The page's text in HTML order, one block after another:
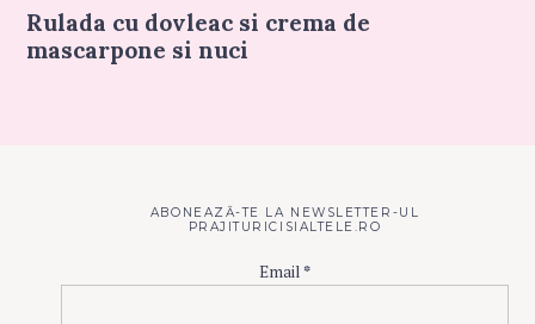
Rulada cu dovleac si crema de
mascarpone si nuci
ABONEAZĂ-TE LA NEWSLETTER-UL
PRAJITURICISIALTELE.RO
Email*